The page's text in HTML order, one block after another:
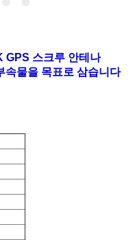
GPS 스크루 안테나
속물을 목표로 삼습니다